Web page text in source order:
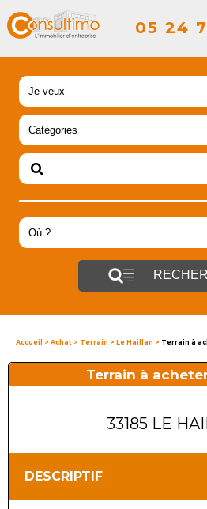
05 24
Accueil > Achat > Terrain > Le Haillan > Terrain à
Terrain à
33185 LE
DESCRIPTIF